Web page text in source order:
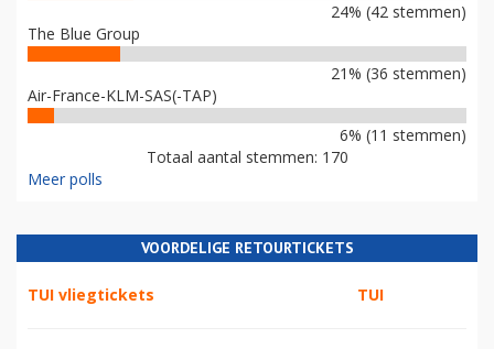
24% (42 stemmen)
The Blue Group
21% (36 stemmen)
Air-France-KLM-SAS(-TAP)
6% (11 stemmen)
Totaal aantal stemmen: 170
Meer polls
VOORDELIGE RETOURTICKETS
TUI vliegtickets TUI